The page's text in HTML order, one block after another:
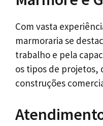
Com vasta
marmoraria se
trabalho e pela
os tipos de projetos,
construções